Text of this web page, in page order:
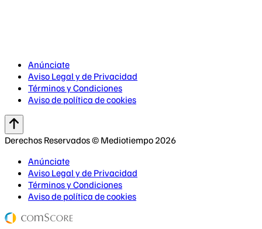
Anúnciate
Aviso Legal y de Privacidad
Términos y Condiciones
Aviso de política de cookies
Derechos Reservados © Mediotiempo 2026
Anúnciate
Aviso Legal y de Privacidad
Términos y Condiciones
Aviso de política de cookies